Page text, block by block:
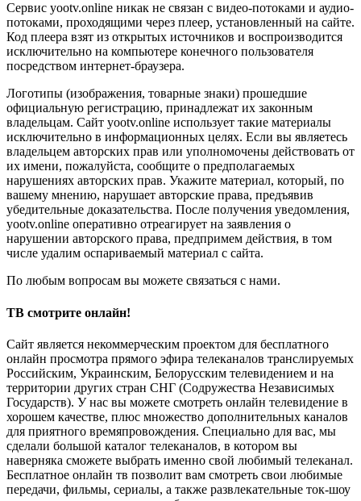
Сервис yootv.online никак не связан с видео-потоками и аудио-
потоками, проходящими через плеер, установленный на сайте.
Код плеера взят из открытых источников и воспроизводится
исключительно на компьютере конечного пользователя
посредством интернет-браузера.
Логотипы (изображения, товарные знаки) прошедшие
официальную регистрацию, принадлежат их законным
владельцам. Сайт yootv.online использует такие материалы
исключительно в информационных целях. Если вы являетесь
владельцем авторских прав или уполномочены действовать от
их имени, пожалуйста, сообщите о предполагаемых
нарушениях авторских прав. Укажите материал, который, по
вашему мнению, нарушает авторские права, предъявив
убедительные доказательства. После получения уведомления,
yootv.online оперативно отреагирует на заявления о
нарушении авторского права, предпримем действия, в том
числе удалим оспариваемый материал с сайта.
По любым вопросам вы можете связаться с нами.
ТВ смотрите онлайн!
Сайт является некоммерческим проектом для бесплатного
онлайн просмотра прямого эфира телеканалов транслируемых
Российским, Украинским, Белорусским телевидением и на
территории других стран СНГ (Содружества Независимых
Государств). У нас вы можете смотреть онлайн телевидение в
хорошем качестве, плюс множество дополнительных каналов
для приятного времяпровождения. Специально для вас, мы
сделали большой каталог телеканалов, в котором вы
наверняка сможете выбрать именно свой любимый телеканал.
Бесплатное онлайн тв позволит вам смотреть свои любимые
передачи, фильмы, сериалы, а также развлекательные ток-шоу